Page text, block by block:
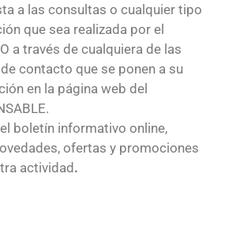
a las consultas o cualquier tipo
que sea realizada por el
a través de cualquiera de las
contacto que se ponen a su
en la página web del
boletín informativo online,
ofertas y promociones
actividad.